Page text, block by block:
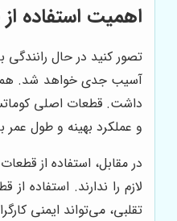
اهمیت استفاده
تصور کنید در حال
آسیب جدی خواهد شد. همین
داشت. قطعات اصلی
و عملکرد بهینه و طول عمر
در مقابل، استفاده از
لازم را ندارند.
تقلبی، می‌تواند ایمنی